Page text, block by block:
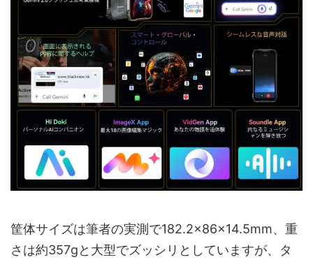
筐体サイズは筆者の実測で182.2×86×14.5mm、重
さは約357gと大型でズッシリとしていますが、タ